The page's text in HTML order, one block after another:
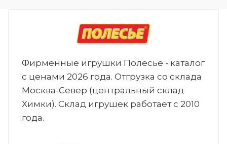
Фирменные игрушки Полесье - каталог
с ценами 2026 года. Отгрузка со склада
Москва-Север (центральный склад
Химки). Склад игрушек работает с 2010
года.